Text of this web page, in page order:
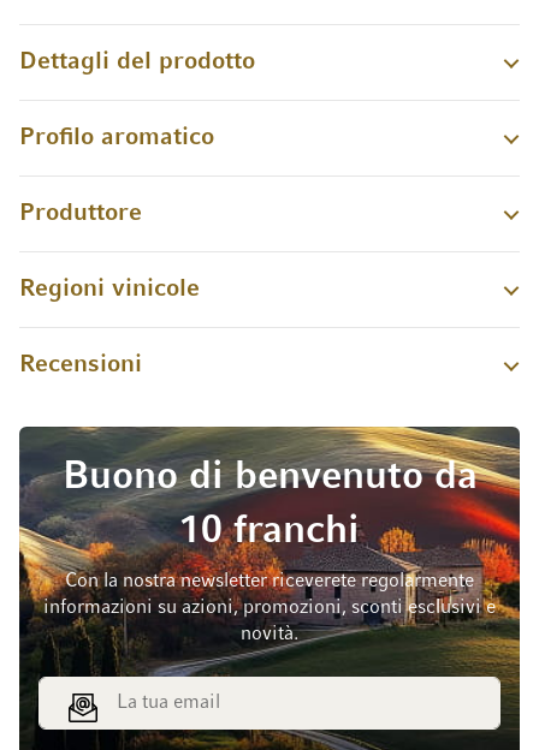
Dettagli del prodotto
Profilo aromatico
Produttore
Regioni vinicole
Recensioni
Buono di benvenuto da
10 franchi
Con la nostra newsletter riceverete regolarmente
informazioni su azioni, promozioni, sconti esclusivi e
novità.
Indirizzo email